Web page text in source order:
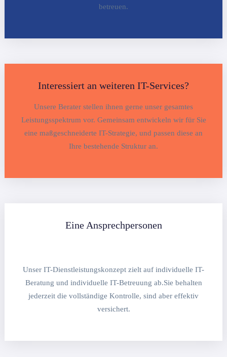
betreuen.
Interessiert an weiteren IT-Services?
Unsere Berater stellen ihnen gerne unser gesamtes
Leistungsspektrum vor. Gemeinsam entwickeln wir für Sie
eine maßgeschneiderte IT-Strategie, und passen diese an
Ihre bestehende Struktur an.
Eine Ansprechpersonen
Unser IT-Dienstleistungskonzept zielt auf individuelle IT-
Beratung und individuelle IT-Betreuung ab.Sie behalten
jederzeit die vollständige Kontrolle, sind aber effektiv
versichert.